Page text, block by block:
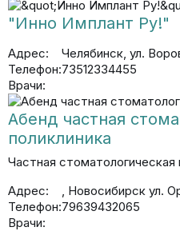
"Инно Имплант Ру!"
Адрес:
Челябинск, ул.
Телефон:73512334455
Врачи:
Абенд частная
поликлиника
Частная стоматологическая
Адрес:
, Новосибирск ул.
Телефон:79639432065
Врачи: